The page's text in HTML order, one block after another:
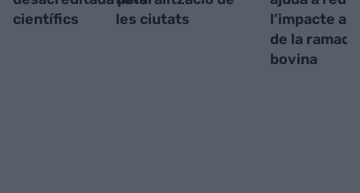
científics
les ciutats
l’impacte
de la
bovina